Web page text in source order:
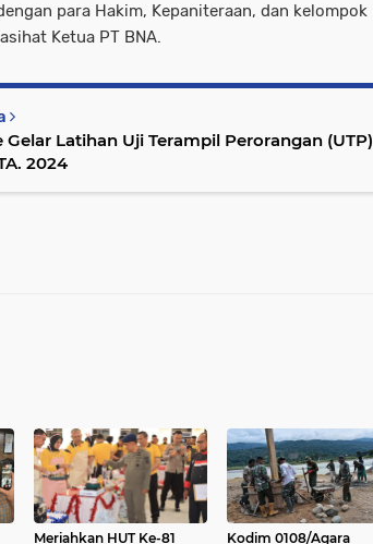
para Hakim, Kepaniteraan, dan kelompok
Ketua PT BNA.
Latihan Uji Terampil Perorangan (UTP)
2024
Meriahkan HUT Ke-81 Kodim 0108/Agara